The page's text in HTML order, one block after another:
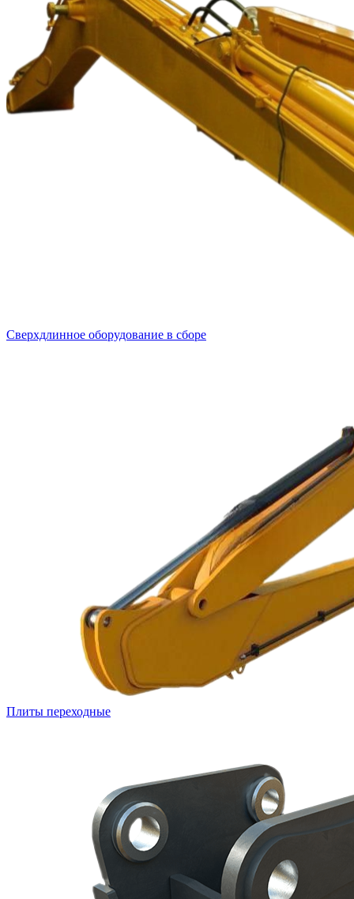
Сверхдлинное оборудование в сборе
Плиты переходные